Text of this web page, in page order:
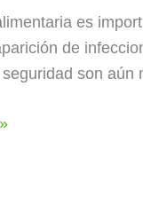
es
de
son aún